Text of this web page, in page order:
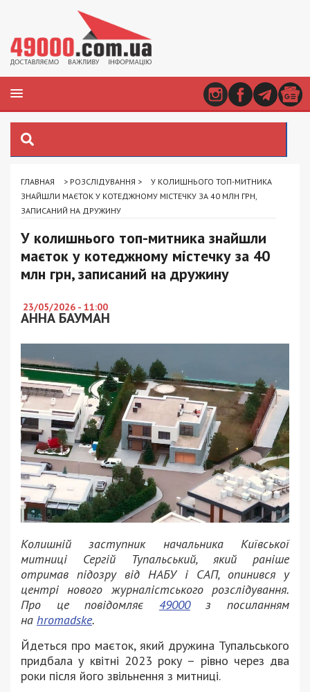
ГЛАВНАЯ > РОЗСЛІДУВАННЯ >
У КОЛИШНЬОГО ТОП-МИТНИКА
ЗНАЙШЛИ МАЄТОК У КОТЕДЖНОМУ МІСТЕЧКУ ЗА 40 МЛН ГРН,
ЗАПИСАНИЙ НА ДРУЖИНУ
У колишнього топ-митника знайшли
маєток у котеджному містечку за 40
млн грн, записаний на дружину
23/05/2026 - 11:00
АННА БАУМАН
Колишній заступник начальника Київської
митниці Сергій Тупальський, який раніше
отримав підозру від НАБУ і САП, опинився у
центрі нового журналістського розслідування.
Про це повідомляє 49000з посиланням
на hromadske.
Йдеться про маєток, який дружина Тупальського
придбала у квітні 2023 року – рівно через два
роки після його звільнення з митниці.